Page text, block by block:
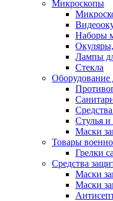
Микроскопы
Наборы
Лампы
Стекла
Оборудование
Стулья
Маски
Товары
Грелки
Средства
Маски
Маски